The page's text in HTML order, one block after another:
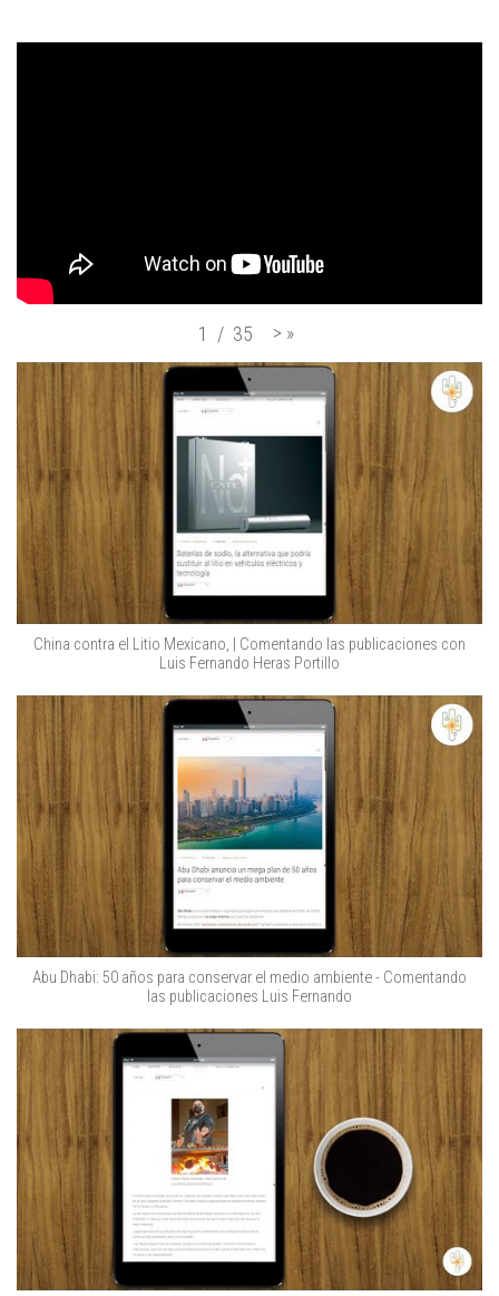
1 / 35 > »
China contra el Litio Mexicano, | Comentando las publicaciones con
Luis Fernando Heras Portillo
Abu Dhabi: 50 años para conservar el medio ambiente - Comentando
las publicaciones Luis Fernando